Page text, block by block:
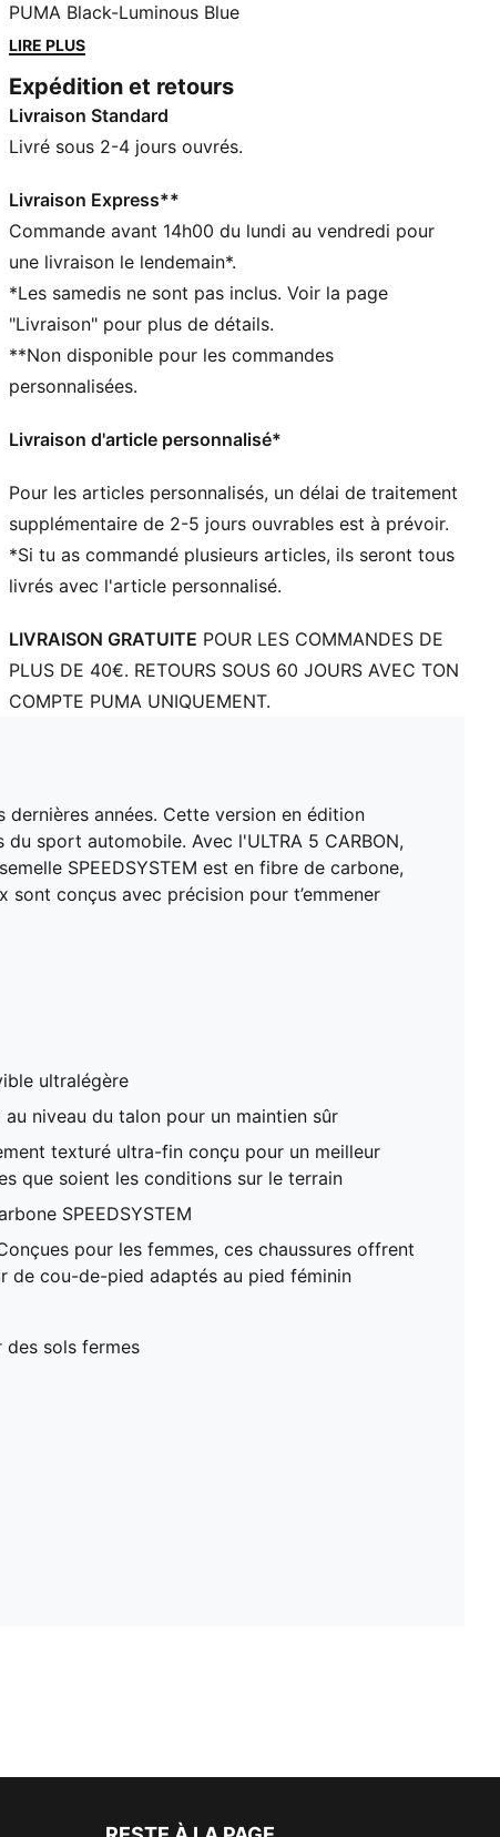
de l’ULTRA associe les connaissances techniques du
monde de la F1® à des motifs audacieux inspirés du
profites de la vitesse et de la sensation d'une
machine parfaitement réglée à tes pieds. La toute
nouvelle semelle SPEEDSYSTEM est en fibre de
génération précédente d'ULTRA, tandis que les
crampons FastTrax sont conçus avec précision pour
t’emmener d’une surface de réparation à l’autre en un
CARACTÉRISTIQUES + AVANTAGES
ACCÉLÉRATION : la semelle extérieure en carbone
SPEEDSYSTEM associe des fibres de carbone
élastiques pour une propulsion optimale, à un
pour une accélération encore plus rapide
provient de la recherche et des études sur la traction
pour offrir plus d’adhérence lors des accélérations,
des changements de direction
STABILITÉ : le PWRTAPE SQD offre un renforcement
ciblé de la partie supérieure, pour le soutien et la
La tige de cette chaussure est composée d’au moins
30 % de matériaux recyclés
DÉTAILS
maintien sûr
GripControl Pro : revêtement texturé ultra-fin conçu
pour un meilleur contrôle du ballon, quelles que
soient les conditions sur le terrain
PUMA Black-Luminous Blue
LIRE PLUS
Expédition et retours
Livraison Standard
Livré sous 2-4 jours ouvrés.
Livraison Express**
Commande avant 14h00 du lundi au vendredi pour
une livraison le lendemain*.
*Les samedis ne sont pas inclus. Voir la page
"Livraison" pour plus de détails.
**Non disponible pour les commandes
personnalisées.
Livraison d'article personnalisé*
Pour les articles personnalisés, un délai de traitement
supplémentaire de 2-5 jours ouvrables est à prévoir.
*Si tu as commandé plusieurs articles, ils seront tous
livrés avec l'article personnalisé.
LIVRAISON GRATUITE POUR LES COMMANDES DE
PLUS DE 40€. RETOURS SOUS 60 JOURS AVEC TON
COMPTE PUMA UNIQUEMENT.
dernières années. Cette version en édition
sport automobile. Avec l'ULTRA 5 CARBON,
SPEEDSYSTEM est en fibre de carbone,
conçus avec précision pour t’emmener
ultralégère
niveau du talon pour un maintien sûr
texturé ultra-fin conçu pour un meilleur
que soient les conditions sur le terrain
SPEEDSYSTEM
pour les femmes, ces chaussures offrent
de cou-de-pied adaptés au pied féminin
des sols fermes